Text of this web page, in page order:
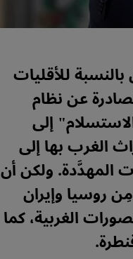
للأقليات
عن نظام
إلى
الغرب بها إلى
المهدَّدة. ولكن أن
روسيا وإيران
الغربية، كما